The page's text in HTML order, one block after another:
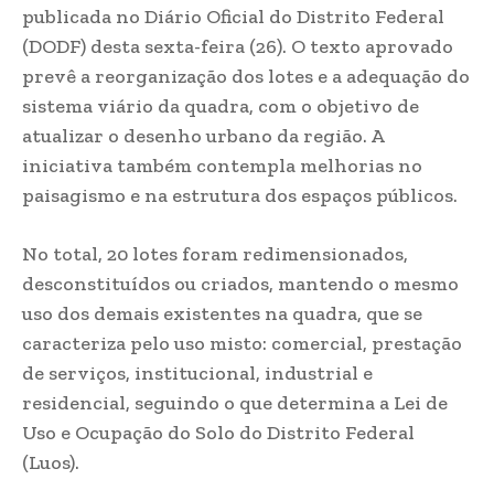
publicada no Diário Oficial do Distrito Federal
(DODF) desta sexta-feira (26). O texto aprovado
prevê a reorganização dos lotes e a adequação do
sistema viário da quadra, com o objetivo de
atualizar o desenho urbano da região. A
iniciativa também contempla melhorias no
paisagismo e na estrutura dos espaços públicos.
No total, 20 lotes foram redimensionados,
desconstituídos ou criados, mantendo o mesmo
uso dos demais existentes na quadra, que se
caracteriza pelo uso misto: comercial, prestação
de serviços, institucional, industrial e
residencial, seguindo o que determina a Lei de
Uso e Ocupação do Solo do Distrito Federal
(Luos).